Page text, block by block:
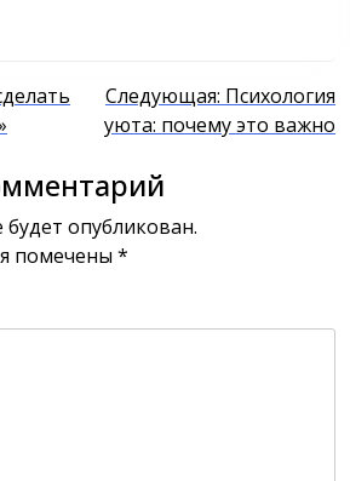
Следующая: Психология
уюта: почему это важно
опубликован.
помечены *